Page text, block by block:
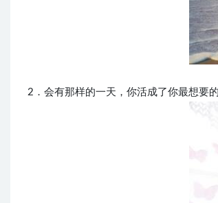
2．会有那样的一天，你活成了你最想要